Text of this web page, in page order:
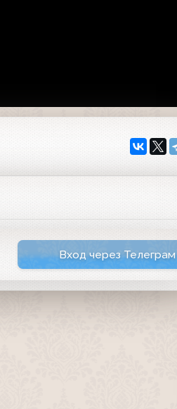
Вход через Телеграм